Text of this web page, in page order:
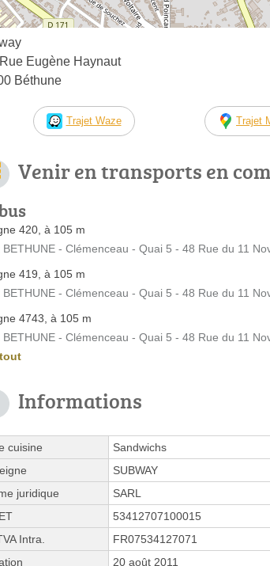
Eugène Haynaut
Béthune
Trajet Waze Trajet
Venir en transports en
420, à 105 m
BETHUNE - Clémenceau - Quai 5 - 48 Rue du 11
419, à 105 m
BETHUNE - Clémenceau - Quai 5 - 48 Rue du 11
4743, à 105 m
BETHUNE - Clémenceau - Quai 5 - 48 Rue du 11
Informations
cuisine
Sandwichs
SUBWAY
juridique
SARL
53412707100015
Intra.
FR07534127071
20 août 2011